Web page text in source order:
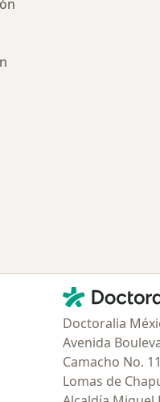
Contacto
Doctoralia - Página
Doctoralia
Avenida
Camacho No.
Lomas de